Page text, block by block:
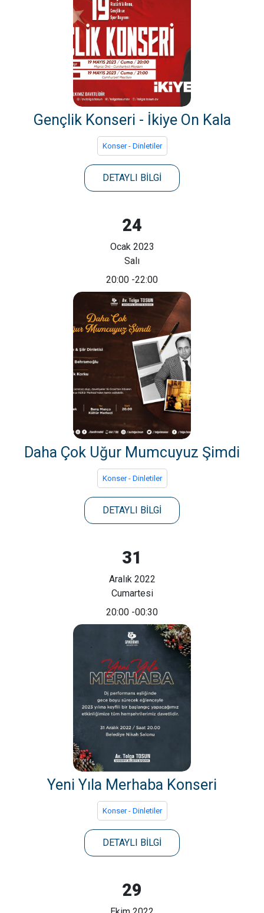
Gençlik Konseri - İkiye On Kala
Konser - Dinletiler
DETAYLI BİLGİ
24
Ocak 2023
Salı
20:00 -22:00
Daha Çok Uğur Mumcuyuz Şimdi
Konser - Dinletiler
DETAYLI BİLGİ
31
Aralık 2022
Cumartesi
20:00 -00:30
Yeni Yıla Merhaba Konseri
Konser - Dinletiler
DETAYLI BİLGİ
29